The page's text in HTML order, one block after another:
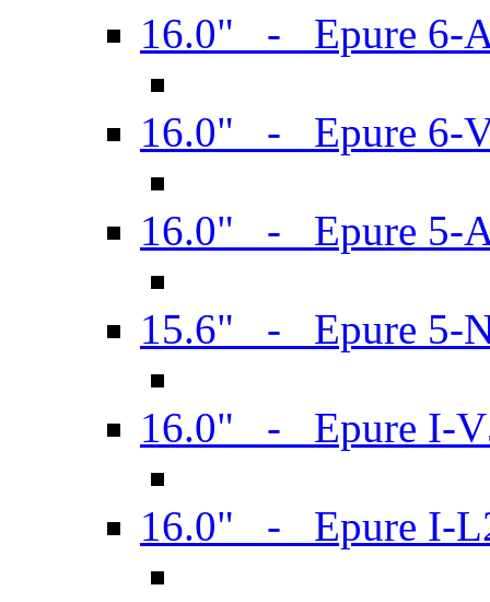
16.0" - Epure 6-
16.0" - Epure 6-
16.0" - Epure 5-
15.6" - Epure 5-
16.0" - Epure I-
16.0" - Epure I-